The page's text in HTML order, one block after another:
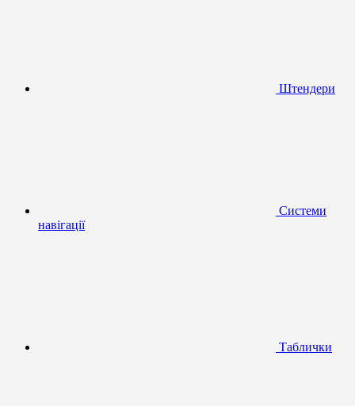
Штендери
Системи
навігації
Таблички